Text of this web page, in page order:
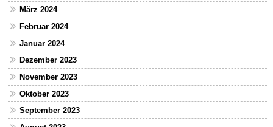
März 2024
Februar 2024
Januar 2024
Dezember 2023
November 2023
Oktober 2023
September 2023